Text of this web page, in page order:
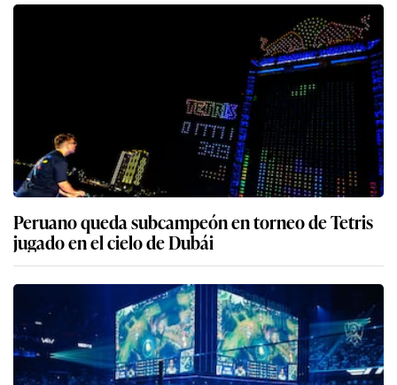
Peruano queda subcampeón en torneo de Tetris
jugado en el cielo de Dubái